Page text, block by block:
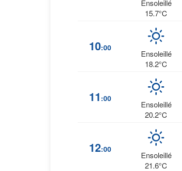
Ensoleillé
15.7°C
10:00
Ensoleillé
18.2°C
11 :00
Ensoleillé
20.2°C
12:00
Ensoleillé
21.6°C